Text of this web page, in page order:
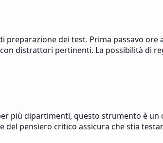
dei test. Prima passavo
distrattori pertinenti. La possibilità di
più dipartimenti, questo strumento è
pensiero critico assicura che stia